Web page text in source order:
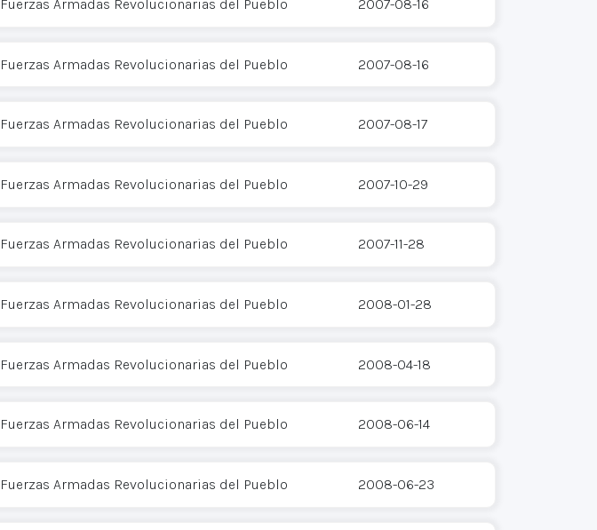
Fuerzas Armadas Revolucionarias del Pueblo 2007-08-16
Fuerzas Armadas Revolucionarias del Pueblo 2007-08-16
Fuerzas Armadas Revolucionarias del Pueblo 2007-08-17
Fuerzas Armadas Revolucionarias del Pueblo 2007-10-29
Fuerzas Armadas Revolucionarias del Pueblo 2007-11-28
Fuerzas Armadas Revolucionarias del Pueblo 2008-01-28
Fuerzas Armadas Revolucionarias del Pueblo 2008-04-18
Fuerzas Armadas Revolucionarias del Pueblo 2008-06-14
Fuerzas Armadas Revolucionarias del Pueblo 2008-06-23